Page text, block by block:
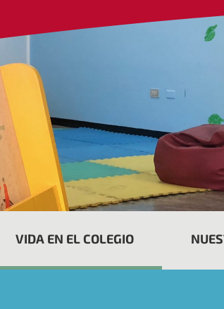
VIDA EN EL COLEGIO